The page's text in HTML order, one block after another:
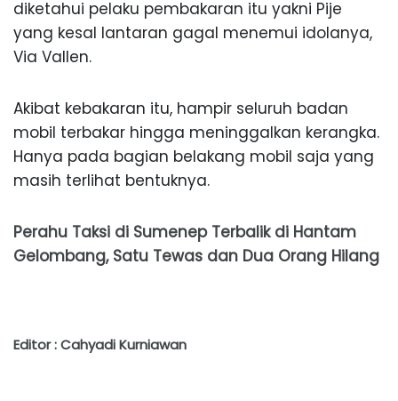
diketahui pelaku pembakaran itu yakni Pije
yang kesal lantaran gagal menemui idolanya,
Via Vallen.
Akibat kebakaran itu, hampir seluruh badan
mobil terbakar hingga meninggalkan kerangka.
Hanya pada bagian belakang mobil saja yang
masih terlihat bentuknya.
Perahu Taksi di Sumenep Terbalik di Hantam
Gelombang, Satu Tewas dan Dua Orang Hilang
Editor : Cahyadi Kurniawan